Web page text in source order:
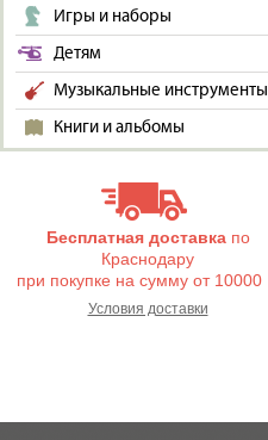
Игры и наборы
Детям
Музыкальные инструменты
Книги и альбомы
Бесплатная доставкапо
Краснодару
при покупке на сумму от 10000
Условия доставки